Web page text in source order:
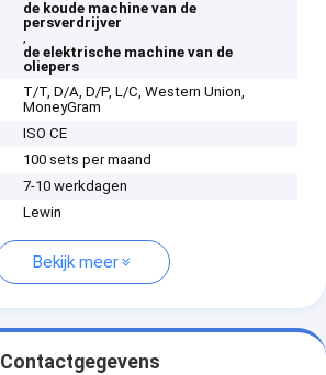
de koude machine van de
persverdrijver
,
de elektrische machine van de
oliepers
T/T, D/A, D/P, L/C, Western Union,
MoneyGram
ISO CE
100 sets per maand
7-10 werkdagen
Lewin
Bekijk meer
Contactgegevens